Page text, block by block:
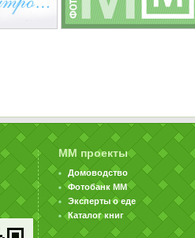
ММ проекты
Домоводство
Фотобанк ММ
Эксперты о еде
Каталог книг